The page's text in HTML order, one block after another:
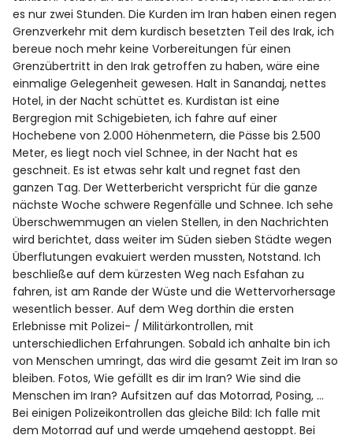
es nur zwei Stunden. Die Kurden im Iran haben einen regen
Grenzverkehr mit dem kurdisch besetzten Teil des Irak, ich
bereue noch mehr keine Vorbereitungen für einen
Grenzübertritt in den Irak getroffen zu haben, wäre eine
einmalige Gelegenheit gewesen. Halt in Sanandaj, nettes
Hotel, in der Nacht schüttet es. Kurdistan ist eine
Bergregion mit Schigebieten, ich fahre auf einer
Hochebene von 2.000 Höhenmetern, die Pässe bis 2.500
Meter, es liegt noch viel Schnee, in der Nacht hat es
geschneit. Es ist etwas sehr kalt und regnet fast den
ganzen Tag. Der Wetterbericht verspricht für die ganze
nächste Woche schwere Regenfälle und Schnee. Ich sehe
Überschwemmugen an vielen Stellen, in den Nachrichten
wird berichtet, dass weiter im Süden sieben Städte wegen
Überflutungen evakuiert werden mussten, Notstand. Ich
beschließe auf dem kürzesten Weg nach Esfahan zu
fahren, ist am Rande der Wüste und die Wettervorhersage
wesentlich besser. Auf dem Weg dorthin die ersten
Erlebnisse mit Polizei- / Militärkontrollen, mit
unterschiedlichen Erfahrungen. Sobald ich anhalte bin ich
von Menschen umringt, das wird die gesamt Zeit im Iran so
bleiben. Fotos, Wie gefällt es dir im Iran? Wie sind die
Menschen im Iran? Aufsitzen auf das Motorrad, Posing, …
Bei einigen Polizeikontrollen das gleiche Bild: Ich falle mit
dem Motorrad auf und werde umgehend gestoppt. Bei